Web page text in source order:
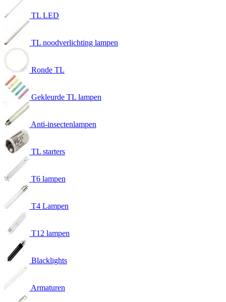
TL LED
TL noodverlichting lampen
Ronde TL
Gekleurde TL lampen
Anti-insectenlampen
TL starters
T6 lampen
T4 Lampen
T12 lampen
Blacklights
Armaturen